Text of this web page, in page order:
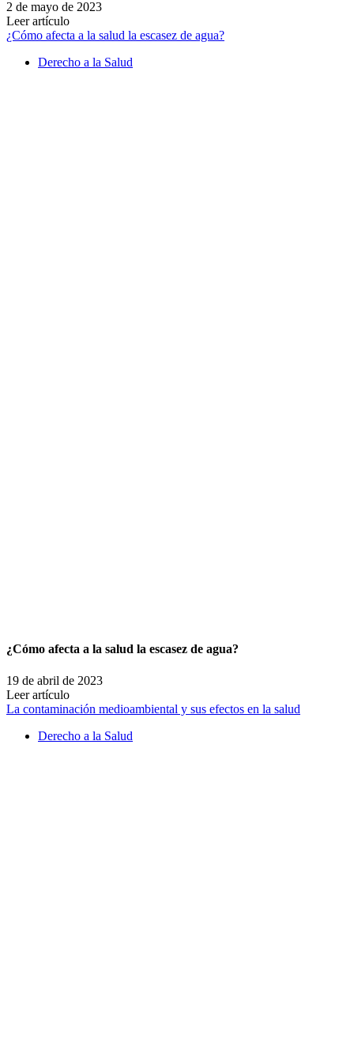
2 de mayo de 2023
Leer artículo
¿Cómo afecta a la salud la escasez de agua?
Derecho a la Salud
¿Cómo afecta a la salud la escasez de agua?
19 de abril de 2023
Leer artículo
La contaminación medioambiental y sus efectos en la salud
Derecho a la Salud